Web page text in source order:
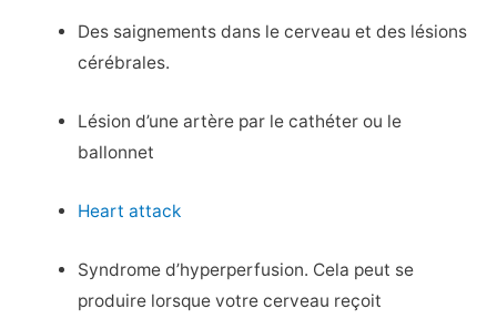
Des saignements dans le cerveau et des lésions
cérébrales.
Lésion d’une artère par le cathéter ou le
ballonnet
Heart attack
Syndrome d’hyperperfusion. Cela peut se
produire lorsque votre cerveau reçoit